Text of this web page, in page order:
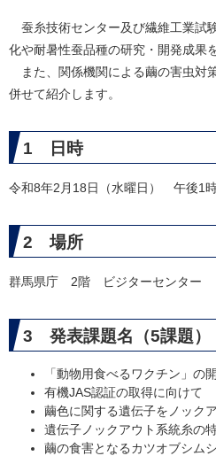
蚕糸技術センター及び繊維工業試
化や耐暑性蚕品種の研究・開発成果
また、関係機関による繭の害虫対
併せて紹介します。
1 日時
令和8年2月18日（水曜日） 午後1
2 場所
群馬県庁 2階 ビジターセンター
3 発表課題名（5課題）
「動物用食べるワクチン」の
有機JAS認証の取得に向けて
繭色に関する遺伝子をノック
遺伝子ノックアウト系統糸の
繭の食害となるカツオブシム